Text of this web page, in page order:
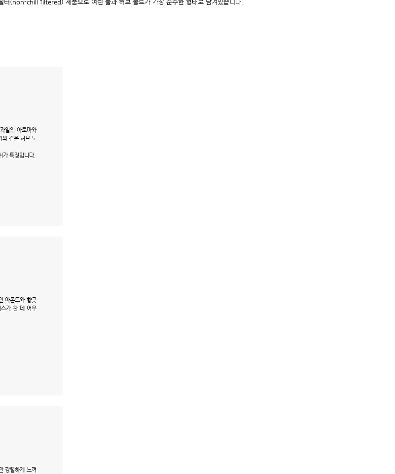
터(non-chill filtered) 제품으로 여린 풀과 허브 몰트가 가장 순수한 형태로 담겨있습니다.
일의 아로마와
같은 허브 노
가 특징입니다.
아몬드와 향긋
가 한 데 어우
강렬하게 느껴